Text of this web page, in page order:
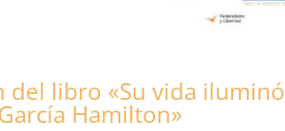
del libro «Su vida
Hamilton»